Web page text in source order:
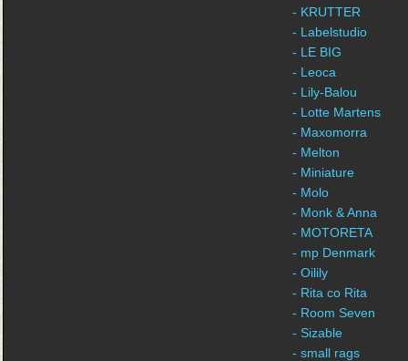
- KRUTTER
- Labelstudio
- LE BIG
- Leoca
- Lily-Balou
- Lotte Martens
- Maxomorra
- Melton
- Miniature
- Molo
- Monk & Anna
- MOTORETA
- mp Denmark
- Oilily
- Rita co Rita
- Room Seven
- Sizable
- small rags